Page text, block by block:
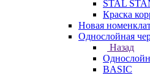
STAL
Краска
Новая
Однослойная
Назад
BASIC